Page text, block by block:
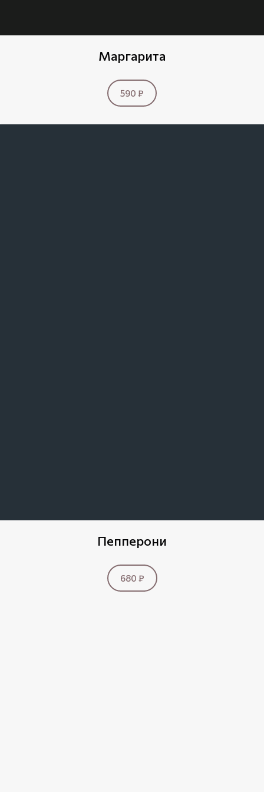
Маргарита
590 ₽
Пепперони
680 ₽